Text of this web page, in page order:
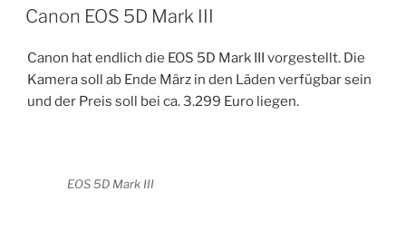
AM
Canon EOS 5D Mark III
Canon hat endlich die EOS 5D Mark III vorgestellt. Die
Kamera soll ab Ende März in den Läden verfügbar sein
und der Preis soll bei ca. 3.299 Euro liegen.
EOS 5D Mark III